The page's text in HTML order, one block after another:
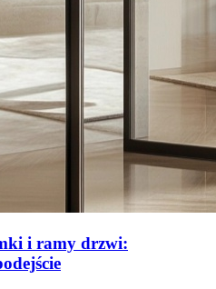
i ramy drzwi: